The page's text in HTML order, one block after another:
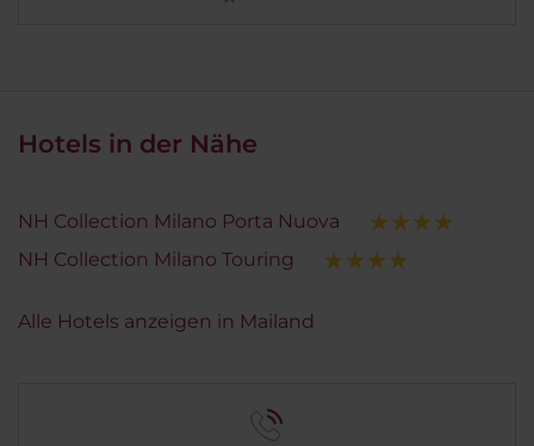
Hotels in der Nähe
NH Collection Milano Porta Nuova
NH Collection Milano Touring
Alle Hotels anzeigen in Mailand